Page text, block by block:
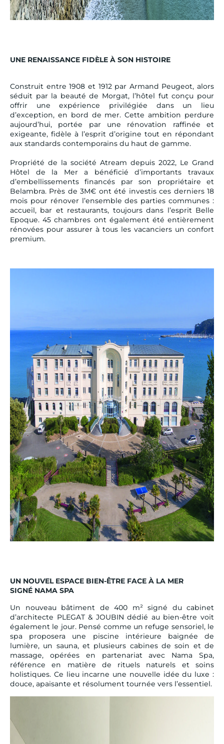
UNE RENAISSANCE FIDÈLE À SON HISTOIRE
Construit entre 1908 et 1912 par Armand Peugeot, alors
séduit par la beauté de Morgat, l’hôtel fut conçu pour
offrir une expérience privilégiée dans un lieu
d’exception, en bord de mer. Cette ambition perdure
aujourd’hui, portée par une rénovation raffinée et
exigeante, fidèle à l’esprit d’origine tout en répondant
aux standards contemporains du haut de gamme.
Propriété de la société Atream depuis 2022, Le Grand
Hôtel de la Mer a bénéficié d’importants travaux
d’embellissements financés par son propriétaire et
Belambra. Près de 3M€ ont été investis ces derniers 18
mois pour rénover l’ensemble des parties communes :
accueil, bar et restaurants, toujours dans l’esprit Belle
Epoque. 45 chambres ont également été entièrement
rénovées pour assurer à tous les vacanciers un confort
premium.
UN NOUVEL ESPACE BIEN-ÊTRE FACE À LA MER
SIGNÉ NAMA SPA
Un nouveau bâtiment de 400 m² signé du cabinet
d’architecte PLEGAT & JOUBIN dédié au bien-être voit
également le jour. Pensé comme un refuge sensoriel, le
spa proposera une piscine intérieure baignée de
lumière, un sauna, et plusieurs cabines de soin et de
massage, opérées en partenariat avec Nama Spa,
référence en matière de rituels naturels et soins
holistiques. Ce lieu incarne une nouvelle idée du luxe :
douce, apaisante et résolument tournée vers l’essentiel.